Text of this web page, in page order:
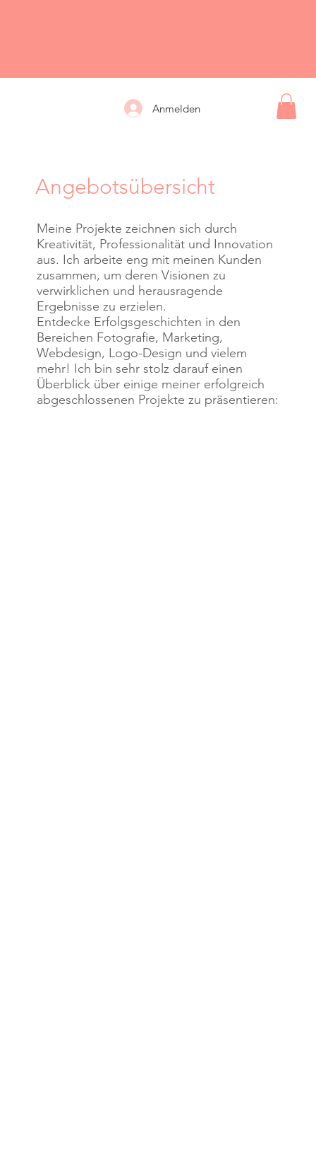
Angebotsübersicht
Meine Projekte zeichnen sich durch
Kreativität, Professionalität und Innovation
aus. Ich arbeite eng mit meinen Kunden
zusammen, um deren Visionen zu
verwirklichen und herausragende
Ergebnisse zu erzielen.
Entdecke Erfolgsgeschichten in den
Bereichen Fotografie, Marketing,
Webdesign, Logo-Design und vielem
mehr! Ich bin sehr stolz darauf einen
Überblick über einige meiner erfolgreich
abgeschlossenen Projekte zu präsentieren:
Anmelden